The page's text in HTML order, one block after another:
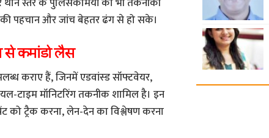
की पहचान और जांच बेहतर ढंग से हो सके।
से कमांडो लैस
कराए हैं, जिनमें एडवांस्ड सॉफ्टवेयर,
टाइम मॉनिटरिंग तकनीक शामिल है। इन
को ट्रैक करना, लेन-देन का विश्लेषण करना